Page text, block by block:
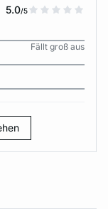
5.0/5
Fällt groß aus